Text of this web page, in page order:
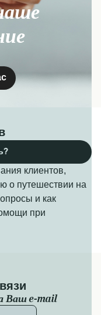
клиентов,
о путешествии на
и как
при
Ваш e-mail